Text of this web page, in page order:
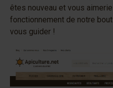
êtes nouveau et vous
fonctionnement de notre
vous guider !